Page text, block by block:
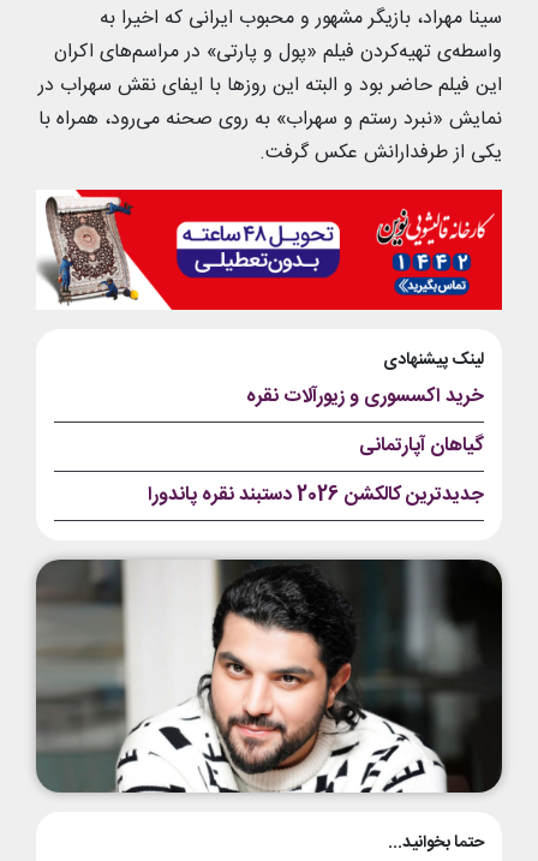
سینا مهراد، بازیگر مشهور و محبوب ایرانی که اخیرا به
واسطه‌ی تهیه‌کردن فیلم «پول و پارتی» در مراسم‌های اکران
این فیلم حاضر بود و البته این روزها با ایفای نقش سهراب در
نمایش «نبرد رستم و سهراب» به روی صحنه می‌رود، همراه با
یکی از طرفدارانش عکس گرفت.
لینک پیشنهادی
خرید اکسسوری و زیورآلات نقره
گیاهان آپارتمانی
جدیدترین کالکشن 2026 دستبند نقره پاندورا
حتما بخوانید...